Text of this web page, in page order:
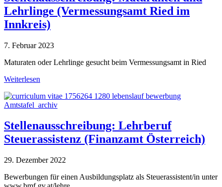
Lehrlinge (Vermessungsamt Ried im
Innkreis)
7. Februar 2023
Maturaten oder Lehrlinge gesucht beim Vermessungsamt in Ried
Weiterlesen
Amtstafel_archiv
Stellenausschreibung: Lehrberuf
Steuerassistenz (Finanzamt Österreich)
29. Dezember 2022
Bewerbungen für einen Ausbildungsplatz als Steuerassistent/in unter